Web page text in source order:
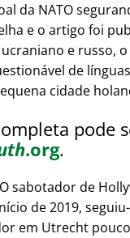
da NATO
e o artigo foi
e russo,
de
cidade
pode
.org.
sabotador de
de 2019,
em Utrecht